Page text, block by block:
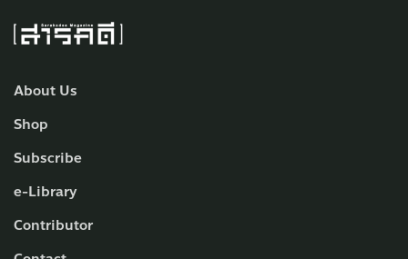
About Us
Shop
Subscribe
e-Library
Contributor